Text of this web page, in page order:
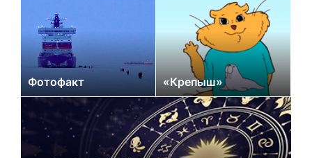
Фотофакт «Крепыш»